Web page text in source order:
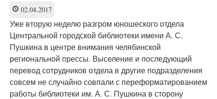
деятельности
детских
библиотек
02.04.2017
Уже вторую неделю разгром юношеского отдела
Центральной городской библиотеки имени А. С.
Пушкина в центре внимания челябинской
региональной прессы. Выселение и последующий
перевод сотрудников отдела в другие подразделения
совсем не случайно совпали с переформатированием
работы библиотеки им. А. С. Пушкина в сторону